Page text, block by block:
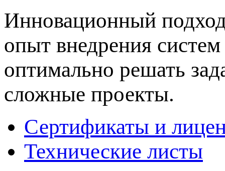
Инновационный
опыт внедрения
оптимально решать
сложные проекты.
Сертификаты и
Технические листы